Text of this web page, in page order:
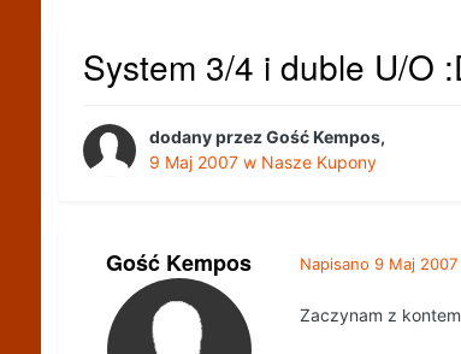
System 3/4 i duble U/O
dodany przezGość Kempos,
9 Maj 2007w Nasze Kupony
Gość Kempos Napisano 9 Maj 2007
Zaczynam z